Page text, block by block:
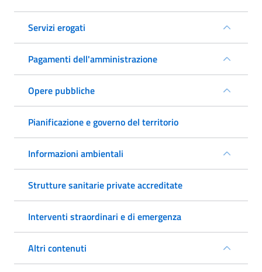
Servizi erogati
Pagamenti dell'amministrazione
Opere pubbliche
Pianificazione e governo del territorio
Informazioni ambientali
Strutture sanitarie private accreditate
Interventi straordinari e di emergenza
Altri contenuti